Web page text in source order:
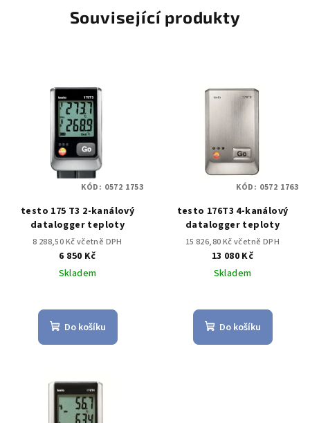
Související produkty
testo 175 T3 2-kanálový
datalogger teploty
8 288,50 Kč včetně DPH
6 850 Kč
Skladem
Do košíku
KÓD: 0572 1753
testo 176T3 4-kanálový
datalogger teploty
15 826,80 Kč včetně DPH
13 080 Kč
Skladem
Do košíku
KÓD: 0572 1763